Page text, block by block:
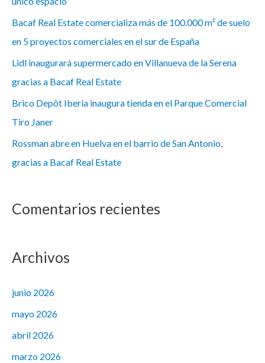
Bacaf Real Estate comercializa más de 100.000 m² de suelo
en 5 proyectos comerciales en el sur de España
Lidl inaugurará supermercado en Villanueva de la Serena
gracias a Bacaf Real Estate
Brico Depôt Iberia inaugura tienda en el Parque Comercial
Tiro Janer
Rossman abre en Huelva en el barrio de San Antonio,
gracias a Bacaf Real Estate
Comentarios recientes
Archivos
junio 2026
mayo 2026
abril 2026
marzo 2026